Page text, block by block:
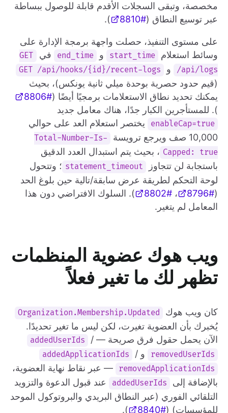
مخصصة، وتبقى السجلات الأقدم قابلة للوصول ببساطة
عبر توسيع النطاق (#8810
).
على مستوى التنفيذ، حصلت واجهة برمجة الإدارة على
وسائط استعلام
start_time و end_time في
GET
/api/logs
و GET /api/hooks/{id}/recent-logs
(قيم حدود حصرية بوحدة ميلي ثانية يونكس)، بحيث
يمكنك تحديد نطاق الاستعلامات برمجيًا أيضًا (#8806
). للمستأجرين الكبار جدًا، هناك معامل جديد
enableCap=true
يختصر استعلام العد على حوالي
10,000 صف ويرجع ترويسة
Total-Number-Is-
Capped: true ، بحيث يتم استبدال العدد الدقيق
باستجابة لن تتجاوز
statement_timeout ؛ وتتحول
لوحة التحكم لطريقة عرض سابقة/تالية حين بلوغ الحد
(
#8796 ، #8802
). السلوك الافتراضي دون هذا
المعامل لم يتغير.
ويب هوك عضوية المنظمات
تظهر لك ما تغير فعلاً
كان ويب هوك Organization.Membership.Updated
يُخبرك بأن العضوية تغيرت، لكن ليس ما تغير تحديدًا.
الآن يحمل حقول فرق صريحة —
addedUserIds /
removedUserIds و addedApplicationIds /
removedApplicationIds
— عبر نقاط نهاية العضوية،
بالإضافة إلى
addedUserIds
عند قبول الدعوة والتزويد
التلقائي الفوري (عبر النطاق البريدي والبروتوكول الموحد
للمؤسسات) (#8840
).